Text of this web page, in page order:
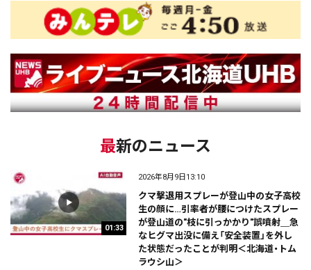
最新のニュース
01:33
2026年8月9日13:10
クマ撃退用スプレーが登山中の女子高校
生の顔に…引率者が腰につけたスプレー
が登山道の"枝に引っかかり"誤噴射＿急
なヒグマ出没に備え「安全装置」を外し
た状態だったことが判明＜北海道・トム
ラウシ山＞